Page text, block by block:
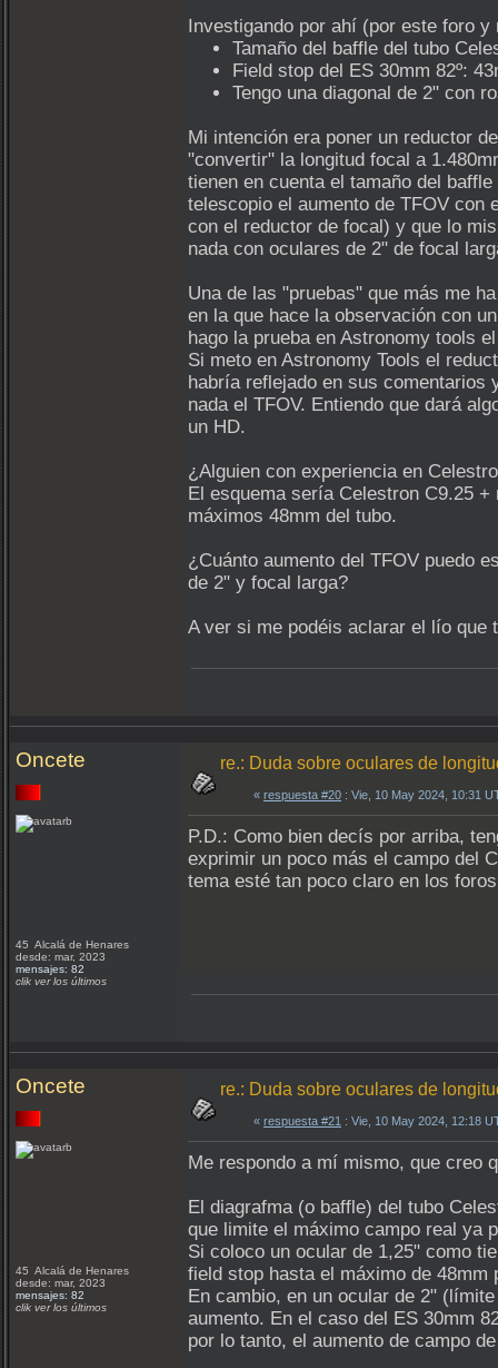
Investigando por ahí (por este foro
Tamaño del baffle del tubo
Field stop del ES 30mm 82º:
Tengo una diagonal de 2" con
Mi intención era poner un reductor
"convertir" la longitud focal a
tienen en cuenta el tamaño del
telescopio el aumento de TFOV con
con el reductor de focal) y que lo
nada con oculares de 2" de focal
Una de las "pruebas" que más me
en la que hace la observación con
hago la prueba en Astronomy tools
Si meto en Astronomy Tools el
habría reflejado en sus comentarios
nada el TFOV. Entiendo que dará
un HD.
¿Alguien con experiencia en
El esquema sería Celestron C9.25
máximos 48mm del tubo.
¿Cuánto aumento del TFOV puedo
de 2" y focal larga?
A ver si me podéis aclarar el lío que
Oncete
45 Alcalá de Henares
desde: mar, 2023
mensajes: 82
clik ver los últimos
re.: Duda sobre oculares de
« respuesta #20 : Vie, 10 May 2024, 10:31
P.D.: Como bien decís por arriba,
exprimir un poco más el campo del
tema esté tan poco claro en los
Oncete
45 Alcalá de Henares
desde: mar, 2023
mensajes: 82
clik ver los últimos
re.: Duda sobre oculares de
« respuesta #21 : Vie, 10 May 2024, 12:18
Me respondo a mí mismo, que creo
El diagrafma (o baffle) del tubo
que limite el máximo campo real ya
Si coloco un ocular de 1,25" como
field stop hasta el máximo de 48mm
En cambio, en un ocular de 2"
aumento. En el caso del ES 30mm
por lo tanto, el aumento de campo